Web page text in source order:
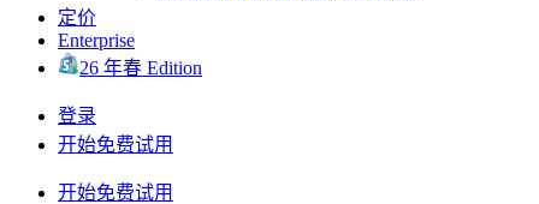
定价
Enterprise
26 年春 Edition
登录
开始免费试用
开始免费试用